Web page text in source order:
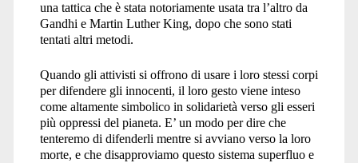
una tattica che è stata notoriamente usata tra l’altro da
Gandhi e Martin Luther King, dopo che sono stati
tentati altri metodi.
Quando gli attivisti si offrono di usare i loro stessi corpi
per difendere gli innocenti, il loro gesto viene inteso
come altamente simbolico in solidarietà verso gli esseri
più oppressi del pianeta. E’ un modo per dire che
tenteremo di difenderli mentre si avviano verso la loro
morte, e che disapproviamo questo sistema superfluo e